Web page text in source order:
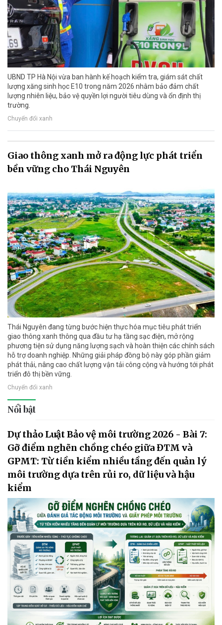
UBND TP Hà Nội vừa ban hành kế hoạch kiểm tra, giám sát chất
lượng xăng sinh học E10 trong năm 2026 nhằm bảo đảm chất
lượng nhiên liệu, bảo vệ quyền lợi người tiêu dùng và ổn định thị
trường.
Chuyển đổi xanh
Giao thông xanh mở ra động lực phát triển
bền vững cho Thái Nguyên
Thái Nguyên đang từng bước hiện thực hóa mục tiêu phát triển
giao thông xanh thông qua đầu tư hạ tầng sạc điện, mở rộng
phương tiện sử dụng năng lượng sạch và hoàn thiện các chính sách
hỗ trợ doanh nghiệp. Những giải pháp đồng bộ này góp phần giảm
phát thải, nâng cao chất lượng vận tải công cộng và hướng tới phát
triển đô thị bền vững.
Chuyển đổi xanh
Nổi bật
Dự thảo Luật Bảo vệ môi trường 2026 - Bài 7:
Gỡ điểm nghẽn chồng chéo giữa ĐTM và
GPMT: Từ tiền kiểm nhiều tầng đến quản lý
môi trường dựa trên rủi ro, dữ liệu và hậu
kiểm